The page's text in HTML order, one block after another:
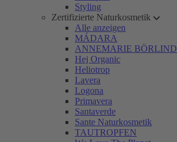
Styling
Zertifizierte Naturkosmetik
Alle anzeigen
MÁDARA
ANNEMARIE BÖRLIND
Hej Organic
Heliotrop
Lavera
Logona
Primavera
Santaverde
Sante Naturkosmetik
TAUTROPFEN